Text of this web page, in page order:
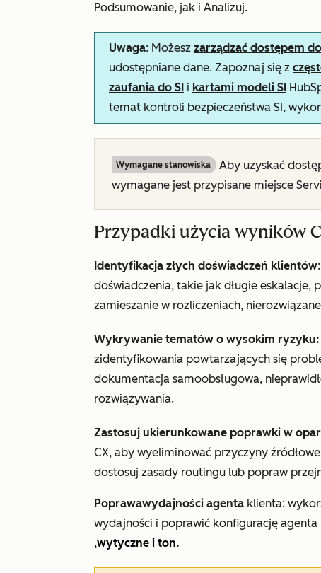
Podsumowanie, jak i Analizuj.
Uwaga: Możesz zarządzać dostępem
udostępniane dane. Zapoznaj się z
zaufania do SI i kartami modeli SI
temat kontroli bezpieczeństwa SI,
Wymagane stanowiska
Aby uzyskać
wymagane jest przypisane miejsce
Przypadki użycia wyników
Identyfikacja złych doświadczeń klientów
doświadczenia, takie jak długie eskalacje,
zamieszanie w rozliczeniach,
Wykrywanie tematów o wysokim ryzyku:
zidentyfikowania powtarzających się
dokumentacja samoobsługowa,
rozwiązywania.
Zastosuj ukierunkowane poprawki w
CX, aby wyeliminować przyczyny
dostosuj zasady routingu lub popraw
Poprawawydajności agenta klienta:
wydajności i poprawić konfigurację
,wytyczne i ton.